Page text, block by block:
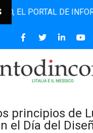
PORTAL DE
principios de
el Día del